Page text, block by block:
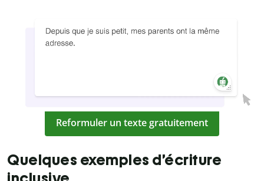
Reformuler un texte gratuitement
Quelques exemples d’écriture